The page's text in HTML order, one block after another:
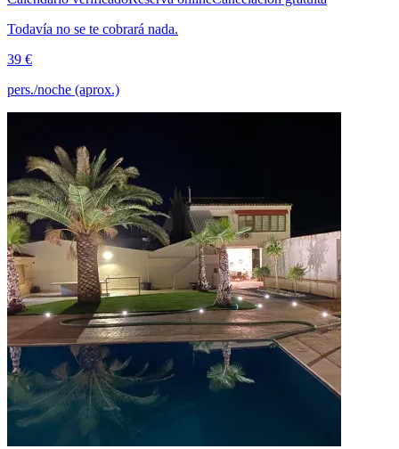
Todavía no se te cobrará nada.
39 €
pers./noche (aprox.)